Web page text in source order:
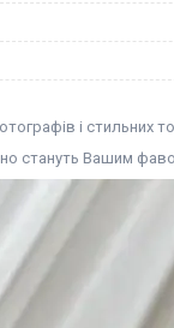
і стильних
стануть Вашим